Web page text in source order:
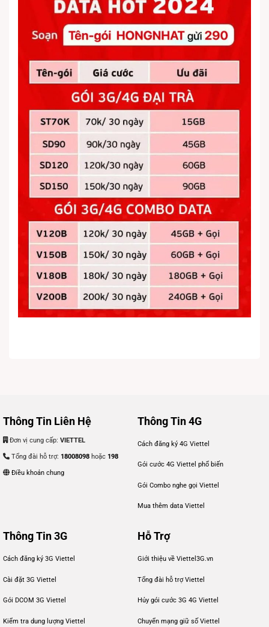
Thông Tin Liên Hệ
Đơn vị cung cấp: VIETTEL
Tổng đài hỗ trợ: 18008098 hoặc 198
Điều khoản chung
Thông Tin 4G
Cách đăng ký 4G Viettel
Gói cước 4G Viettel phổ biến
Gói Combo nghe gọi Viettel
Mua thêm data Viettel
Thông Tin 3G
Cách đăng ký 3G Viettel
Cài đặt 3G Viettel
Gói DCOM 3G Viettel
Kiểm tra dung lượng Viettel
Hỗ Trợ
Giới thiệu về Viettel3G.vn
Tổng đài hỗ trợ Viettel
Hủy gói cước 3G 4G Viettel
Chuyển mạng giữ số Viettel